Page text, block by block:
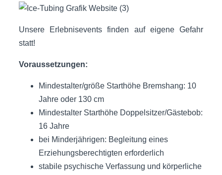
Unsere Erlebnisevents finden auf eigene Gefahr
statt!
Voraussetzungen:
Mindestalter/größe Starthöhe Bremshang: 10
Jahre oder 130 cm
Mindestalter Starthöhe Doppelsitzer/Gästebob:
16 Jahre
bei Minderjährigen: Begleitung eines
Erziehungsberechtigten erforderlich
stabile psychische Verfassung und körperliche